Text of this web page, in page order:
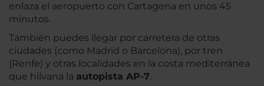
enlaza el aeropuerto con Cartagena en unos 45
minutos.
También puedes llegar por carretera de otras
ciudades (como Madrid o Barcelona), por tren
(Renfe) y otras localidades en la costa mediterránea
que hilvana la autopista AP-7.